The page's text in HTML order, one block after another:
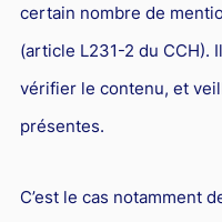
certain nombre de
(article L231-2 du CCH).
vérifier le contenu, et
présentes.
C’est le cas notamment